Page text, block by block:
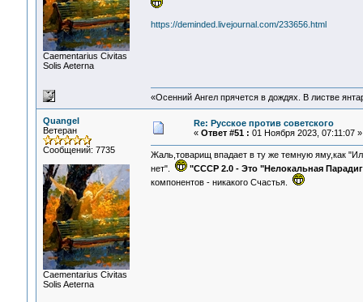
Сaementarius Civitas
Solis Aeterna
https://deminded.livejournal.com/233656.html
«Осенний Ангел прячется в дождях. В листве
Quangel
Ветеран
Сообщений: 7735
Сaementarius Civitas
Solis Aeterna
Re: Русское против советского
« Ответ #51 : 01 Ноября 2023, 07:11:07 »
Жаль,товарищ впадает в ту же темную яму,как
нет".
"СССР 2.0 - Это "Нелокальная
компонентов - никакого Счастья.